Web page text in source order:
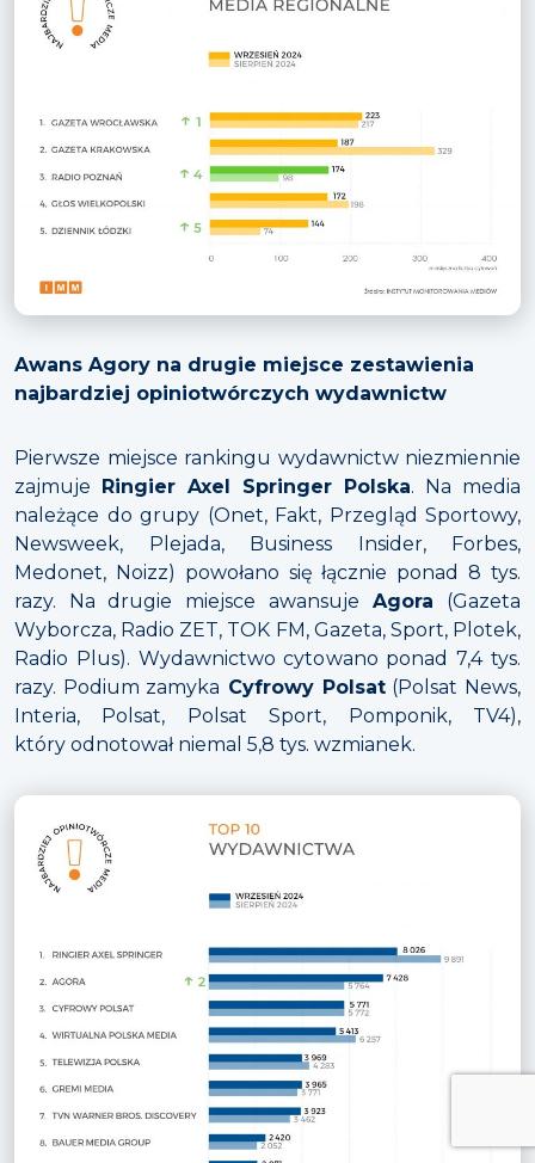
Awans Agory na drugie miejsce zestawienia
najbardziej opiniotwórczych wydawnictw
Pierwsze miejsce rankingu wydawnictw niezmiennie
zajmuje Ringier Axel Springer Polska. Na media
należące do grupy (Onet, Fakt, Przegląd Sportowy,
Newsweek, Plejada, Business Insider, Forbes,
Medonet, Noizz) powołano się łącznie ponad 8 tys.
razy. Na drugie miejsce awansuje Agora (Gazeta
Wyborcza, Radio ZET, TOK FM, Gazeta, Sport, Plotek,
Radio Plus). Wydawnictwo cytowano ponad 7,4 tys.
razy. Podium zamyka Cyfrowy Polsat(Polsat News,
Interia, Polsat, Polsat Sport, Pomponik, TV4),
który odnotował niemal 5,8 tys. wzmianek.